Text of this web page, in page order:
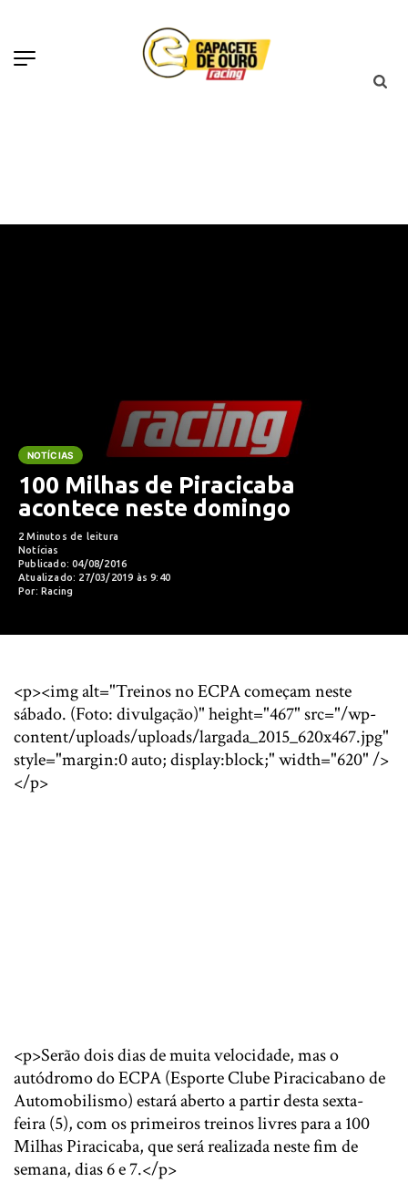
NOTÍCIAS
100 Milhas de Piracicaba
acontece neste domingo
2 Minutos de leitura
Notícias
Publicado: 04/08/2016
Atualizado: 27/03/2019 às 9:40
Por: Racing
<p><img alt="Treinos no ECPA começam neste
sábado. (Foto: divulgação)" height="467" src="/wp-
content/uploads/uploads/largada_2015_620x467.jpg"
style="margin:0 auto; display:block;" width="620" />
</p>
<p>Serão dois dias de muita velocidade, mas o
autódromo do ECPA (Esporte Clube Piracicabano de
Automobilismo) estará aberto a partir desta sexta-
feira (5), com os primeiros treinos livres para a 100
Milhas Piracicaba, que será realizada neste fim de
semana, dias 6 e 7.</p>